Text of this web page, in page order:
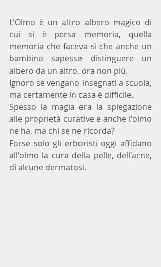
L'Olmo è un altro albero magico di
cui si è persa memoria, quella
memoria che faceva sì che anche un
bambino sapesse distinguere un
albero da un altro, ora non più.
Ignoro se vengano insegnati a scuola,
ma certamente in casa è difficile.
Spesso la magia era la spiegazione
alle proprietà curative e anche l'olmo
ne ha, ma chi se ne ricorda?
Forse solo gli erboristi oggi affidano
all'olmo la cura della pelle, dell'acne,
di alcune dermatosi.